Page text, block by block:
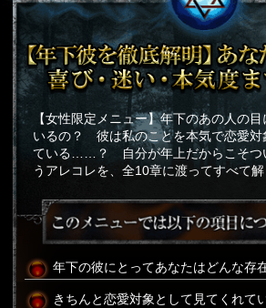
【女性限定メニュー】年下のあの人の
いるの？ 彼は私のことを本気で恋愛対
ている……？ 自分が年上だからこそつ
うアレコレを、全10章に渡ってすべて解
年下の彼にとってあなたはどんな存
きちんと恋愛対象として見てくれて